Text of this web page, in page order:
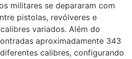
militares se depararam com
pistolas, revólveres e
variados. Além do
aproximadamente 343
calibres, configurando